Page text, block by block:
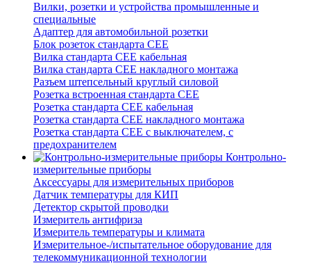
Вилки, розетки и устройства промышленные и
специальные
Адаптер для автомобильной розетки
Блок розеток стандарта CEE
Вилка стандарта CEE кабельная
Вилка стандарта CEE накладного монтажа
Разъем штепсельный круглый силовой
Розетка встроенная стандарта CEE
Розетка стандарта СЕЕ кабельная
Розетка стандарта СЕЕ накладного монтажа
Розетка стандарта СЕЕ с выключателем, с
предохранителем
Контрольно-
измерительные приборы
Аксессуары для измерительных приборов
Датчик температуры для КИП
Детектор скрытой проводки
Измеритель антифриза
Измеритель температуры и климата
Измерительное-/испытательное оборудование для
телекоммуникационной технологии